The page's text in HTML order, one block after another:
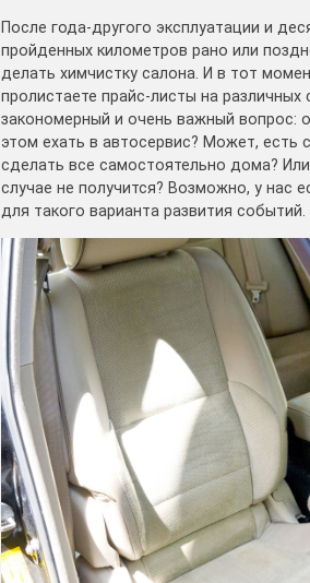
После года-другого эксплуатации и
пройденных километров рано или
делать химчистку салона. И в тот
пролистаете прайс-листы на различных
закономерный и очень важный вопрос:
этом ехать в автосервис? Может, есть
сделать все самостоятельно дома?
случае не получится? Возможно, у нас
для такого варианта развития событий.